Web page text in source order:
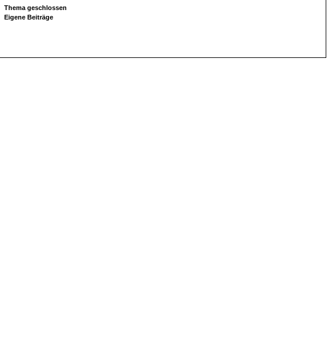
Thema geschlossen
Eigene Beiträge